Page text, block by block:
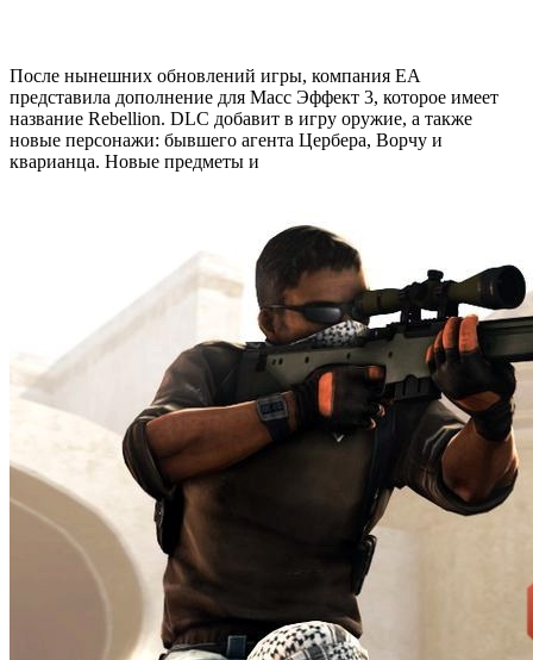
После нынешних обновлений игры, компания EA
представила дополнение для Масс Эффект 3, которое имеет
название Rebellion. DLC добавит в игру оружие, а также
новые персонажи: бывшего агента Цербера, Ворчу и
кварианца. Новые предметы и